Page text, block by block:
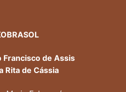
Francisco de Assis
Rita de Cássia